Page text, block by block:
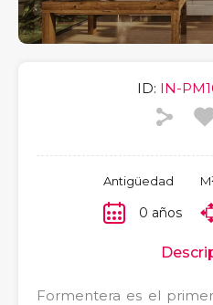
ID: IN-
Antigüedad
0 años
Formentera es el